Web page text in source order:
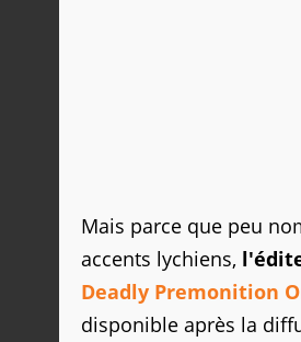
Mais parce que peu
accents lychiens,
Deadly Premonition
disponible après la